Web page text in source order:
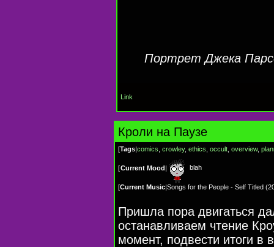
Портрет Джека
Link
Кроли на Паузе
[Tags|comics crowley, ethics occult, overview,
[Current Mood| blah
[Current Music|Songs for the People - Self Titled
Пришла пора двигаться
останавливаем чтение
момент, подвести итоги в